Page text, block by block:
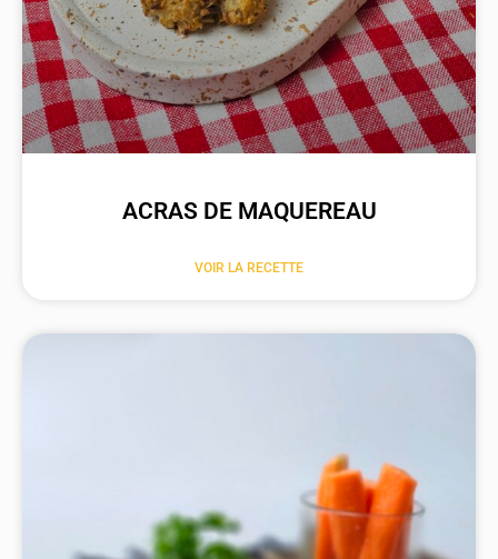
ACRAS DE MAQUEREAU
VOIR LA RECETTE